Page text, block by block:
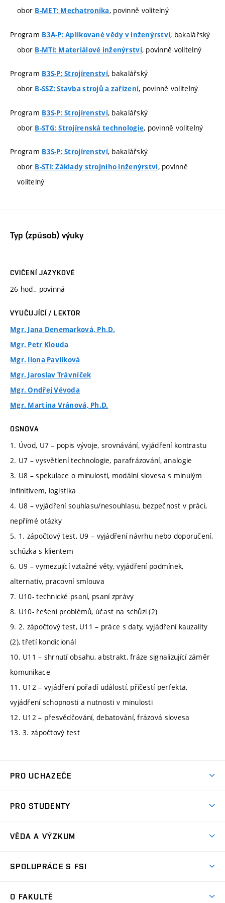
obor B-MET: Mechatronika, povinně volitelný
Program B3A-P: Aplikované vědy v inženýrství, bakalářský
obor B-MTI: Materiálové inženýrství, povinně volitelný
Program B3S-P: Strojírenství, bakalářský
obor B-SSZ: Stavba strojů a zařízení, povinně volitelný
Program B3S-P: Strojírenství, bakalářský
obor B-STG: Strojírenská technologie, povinně volitelný
Program B3S-P: Strojírenství, bakalářský
obor B-STI: Základy strojního inženýrství, povinně
volitelný
Typ (způsob) výuky
CVIČENÍ JAZYKOVÉ
26 hod., povinná
VYUČUJÍCÍ / LEKTOR
Mgr. Jana Denemarková, Ph.D.
Mgr. Petr Klouda
Mgr. Ilona Pavlíková
Mgr. Jaroslav Trávníček
Mgr. Ondřej Vévoda
Mgr. Martina Vránová, Ph.D.
OSNOVA
1. Úvod, U7 – popis vývoje, srovnávání, vyjádření kontrastu
2. U7 – vysvětlení technologie, parafrázování, analogie
3. U8 – spekulace o minulosti, modální slovesa s minulým
infinitivem, logistika
4. U8 – vyjádření souhlasu/nesouhlasu, bezpečnost v práci,
nepřímé otázky
5. 1. zápočtový test, U9 – vyjádření návrhu nebo doporučení,
schůzka s klientem
6. U9 – vymezující vztažné věty, vyjádření podmínek,
alternativ, pracovní smlouva
7. U10- technické psaní, psaní zprávy
8. U10- řešení problémů, účast na schůzi (2)
9. 2. zápočtový test, U11 – práce s daty, vyjádření kauzality
(2), třetí kondicionál
10. U11 – shrnutí obsahu, abstrakt, fráze signalizující záměr
komunikace
11. U12 – vyjádření pořadí událostí, příčestí perfekta,
vyjádření schopnosti a nutnosti v minulosti
12. U12 – přesvědčování, debatování, frázová slovesa
13. 3. zápočtový test
PRO UCHAZEČE
Ambasadoři studia
Zápisy
PRO STUDENTY
Studijní předpisy
Pro prváky
VĚDA A VÝZKUM
Oblasti výzkumu
SPOLUPRÁCE S FSI
O FAKULTĚ